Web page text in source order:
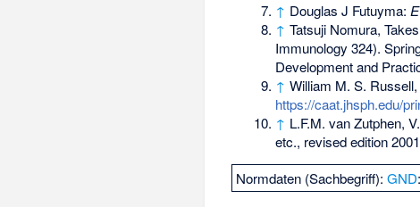
↑ Douglas J Futuyma:
↑ Tatsuji Nomura,
Immunology 324).
Development and
↑ William M. S.
https://caat.jhsph.edu/
↑ L.F.M. van Zutphen,
etc., revised edition
Normdaten (Sachbegriff):GND